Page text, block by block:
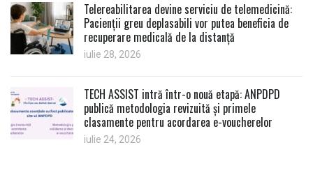
Telereabilitarea devine serviciu de telemedicină:
Pacienții greu deplasabili vor putea beneficia de
recuperare medicală de la distanță
iulie 28, 2026
TECH ASSIST intră într-o nouă etapă: ANPDPD
publică metodologia revizuită și primele
clasamente pentru acordarea e-voucherelor
iulie 24, 2026